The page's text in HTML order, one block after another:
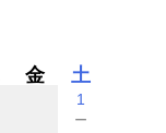
金 土
1
－